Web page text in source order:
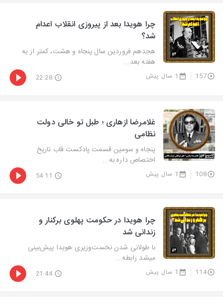
چرا هویدا بعد از پیروزی انقلاب اعدام
شد؟
هجدهم فروردین سال پنجاه و هشت، کمتر از یه
هفته بعد...
157 1 سال پیش 22:28
غلامرضا ازهاری ؛ طبل تو خالی دولت
نظامی
پنجاه و سومین قسمت پادکست قاب تاریخ
اختصاص داره به...
108 1 سال پیش 54:11
چرا هویدا در حکومت پهلوی برکنار و
زندانی شد
با طولانی شدن نخست‌وزیری هویدا پیش‌بینی
میشد رابطه...
114 1 سال پیش 21:44